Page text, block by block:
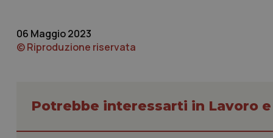
06 Maggio 2023
© Riproduzione riservata
Potrebbe interessarti in Lavoro
tracking-sites-
session-id